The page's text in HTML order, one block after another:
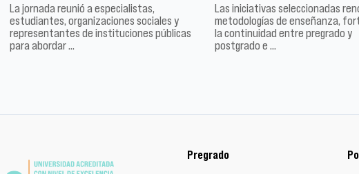
La jornada reunió a especialistas,
estudiantes, organizaciones sociales y
representantes de instituciones públicas
para abordar …
Las iniciativas seleccionadas
metodologías de enseñanza,
la continuidad entre pregrado y
postgrado e …
Pregrado